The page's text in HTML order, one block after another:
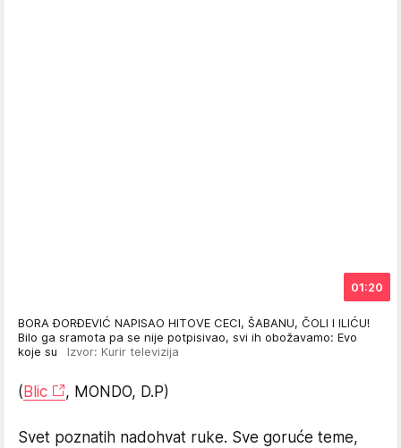
01:20
BORA ĐORĐEVIĆ NAPISAO HITOVE CECI, ŠABANU, ČOLI I ILIĆU!
Bilo ga sramota pa se nije potpisivao, svi ih obožavamo: Evo
koje su Izvor: Kurir televizija
( Blic , MONDO, D.P)
Svet poznatih nadohvat ruke. Sve goruće teme,